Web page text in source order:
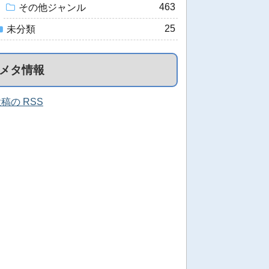
その他ジャンル 463
未分類 25
タ情報
の RSS